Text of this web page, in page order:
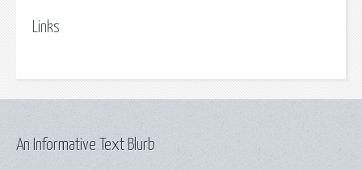
Links
An Informative Text Blurb